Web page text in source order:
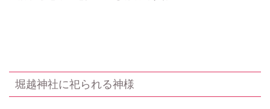
堀越神社に祀られる神様